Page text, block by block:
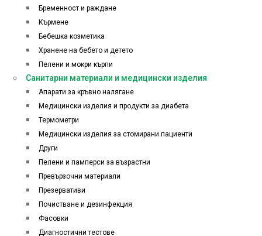
Бременност и раждане
Кърмене
Бебешка козметика
Хранене на бебето и детето
Пелени и мокри кърпи
Санитарни материали и медицински изделия
Апарати за кръвно налягане
Медицински изделия и продукти за диабета
Термометри
Медицински изделия за стомирани пациенти
Други
Пелени и памперси за възрастни
Превързочни материали
Презервативи
Почистване и дезинфекция
Фасовки
Диагностични тестове